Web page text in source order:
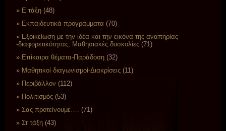
Ε τάξη (48)
Εκπαιδευτικά προγράμματα (70)
Εξοικείωση με την ιδέα και την εικόνα της αναπηρίας
-διαφορετικότητας, Μαθησιακές δυσκολίες (71)
Επίκαιρα θέματα-Παράδοση (32)
Μαθητικοί διαγωνισμοί-Διακρίσεις (11)
Περιβάλλον (112)
Πολιτισμός (53)
Σας προτείνουμε….
(71)
Στ τάξη (43)